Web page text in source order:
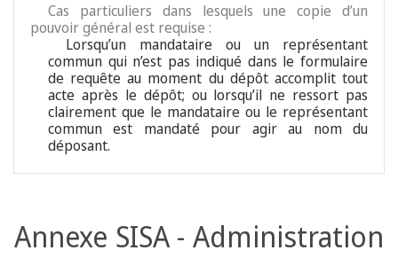
Cas particuliers dans lesquels une copie d’un
pouvoir général est requise :
Lorsqu’un mandataire ou un représentant
commun qui n’est pas indiqué dans le formulaire
de requête au moment du dépôt accomplit tout
acte après le dépôt; ou lorsqu’il ne ressort pas
clairement que le mandataire ou le représentant
commun est mandaté pour agir au nom du
déposant.
Annexe SISA - Administration